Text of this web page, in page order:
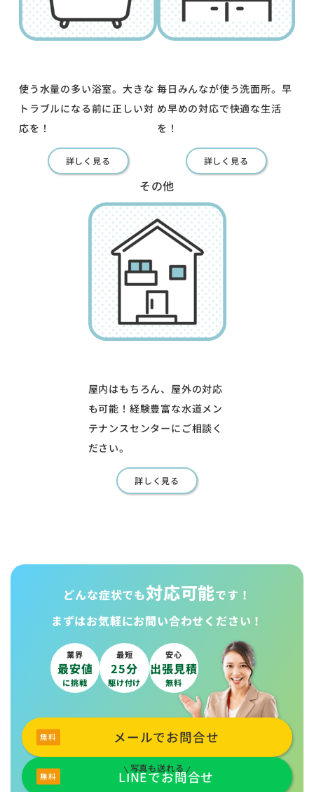
使う水量の多い浴室。大きな
トラブルになる前に正しい対
応を！
詳しく見る
毎日みんなが使う洗面所。早
め早めの対応で快適な生活
を！
詳しく見る
その他
屋内はもちろん、屋外の対応
も可能！経験豊富な水道メン
テナンスセンターにご相談く
ださい。
詳しく見る
どんな症状でも対応可能です！
まずはお気軽にお問い合わせください！
業界
最安値
に挑戦
最短
25分
駆け付け
安心
出張見積
無料
メールでお問合せ
写真も送れる
LINEでお問合せ